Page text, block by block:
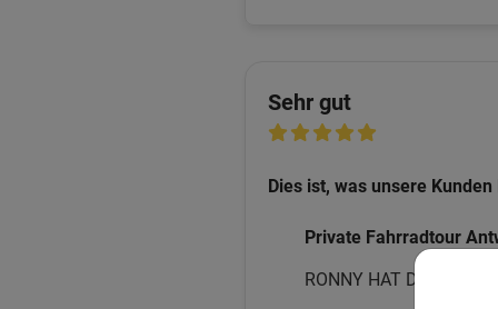
Sehr gut
Dies ist, was unsere Kunden
Private Fahrradtour
RONNY HAT DAS